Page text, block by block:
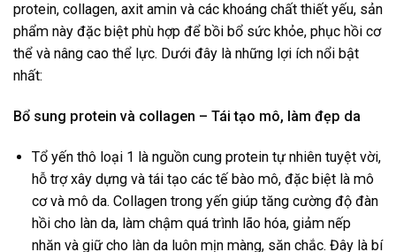
protein, collagen, axit amin và các khoáng chất thiết yếu, sản
phẩm này đặc biệt phù hợp để bồi bổ sức khỏe, phục hồi cơ
thể và nâng cao thể lực. Dưới đây là những lợi ích nổi bật
nhất:
Bổ sung protein và collagen – Tái tạo mô, làm đẹp da
Tổ yến thô loại 1 là nguồn cung protein tự nhiên tuyệt vời,
hỗ trợ xây dựng và tái tạo các tế bào mô, đặc biệt là mô
cơ và mô da. Collagen trong yến giúp tăng cường độ đàn
hồi cho làn da, làm chậm quá trình lão hóa, giảm nếp
nhăn và giữ cho làn da luôn mịn màng, săn chắc. Đây là bí